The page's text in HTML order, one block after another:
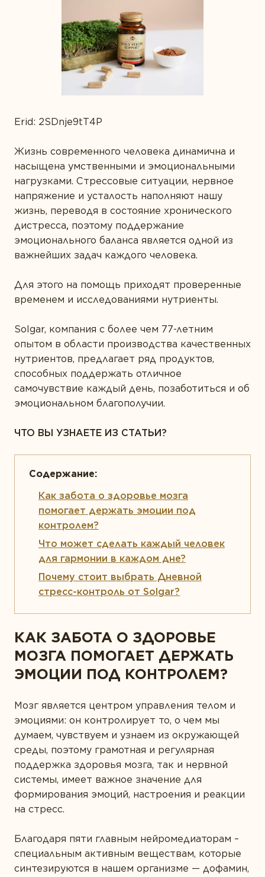
Забота о сердце
Защита зрения
Здоровье суставов
Иммунитет
Мужское здоровье
Печень под защитой
Поддержка здоровья ЖКТ
Правильное пищеварение
Пробиотики
Спорт и фитнес
Антиоксиданты
Магний
Витамины
Мультивитамины
Минералы
Пробиотики
Белок и аминокислоты
Коэнзим
Растения
Ферменты
Вегетарианство и веганство
ЛИНЕЙКИ ПРОДУКТОВ
Линейка Омега-3
SOLGAR В МЕДИА
ВИДЕО-ПОДКАСТЫ
ОПРОСЫ
ПОДБОРКИ ПРОДУКТОВ
ВОПРОСЫ
РЕЦЕПТЫ
МЕДИЦИНСКИХ СПЕЦИАЛИСТОВ
ФАРМАЦЕВТИЧЕСКИХ СПЕЦИАЛИСТОВ
Erid: 2SDnje9tT4P
Жизнь современного человека динамична и
насыщена умственными и эмоциональными
нагрузками. Стрессовые ситуации, нервное
напряжение и усталость наполняют нашу
жизнь, переводя в состояние хронического
дистресса, поэтому поддержание
эмоционального баланса является одной из
важнейших задач каждого человека.
Для этого на помощь приходят проверенные
временем и исследованиями нутриенты.
Solgar, компания с более чем 77-летним
опытом в области производства качественных
нутриентов, предлагает ряд продуктов,
способных поддержать отличное
самочувствие каждый день, позаботиться и об
эмоциональном благополучии.
ЧТО ВЫ УЗНАЕТЕ ИЗ СТАТЬИ?
Как забота о здоровье мозга
помогает держать эмоции под
контролем?
Что может сделать каждый человек
для гармонии в каждом дне?
Почему стоит выбрать Дневной
стресс-контроль от Solgar?
КАК ЗАБОТА О ЗДОРОВЬЕ
МОЗГА ПОМОГАЕТ ДЕРЖАТЬ
ЭМОЦИИ ПОД КОНТРОЛЕМ?
Мозг является центром управления телом и
эмоциями: он контролирует то, о чем мы
думаем, чувствуем и узнаем из окружающей
среды, поэтому грамотная и регулярная
поддержка здоровья мозга, так и нервной
системы, имеет важное значение для
формирования эмоций, настроения и реакции
на стресс.
Благодаря пяти главным нейромедиаторам –
специальным активным веществам, которые
синтезируются в нашем организме — дофамин,
36-49
50-65
Далее